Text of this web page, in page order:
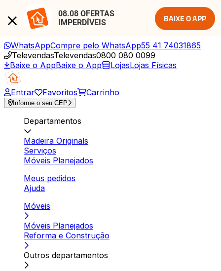
08.08 OFERTAS
IMPERDÍVEIS
BAIXE O APP
WhatsAppCompre pelo WhatsApp55 41 74031865
TelevendasTelevendas0800 080 0099
Baixe o AppBaixe o App LojasLojas Físicas
Entrar Favoritos Carrinho
Informe o seu CEP
Departamentos
Madeira Originals
Serviços
Móveis Planejados
Meus pedidos
Ajuda
Móveis
Móveis Planejados
Reforma e Construção
Outros departamentos